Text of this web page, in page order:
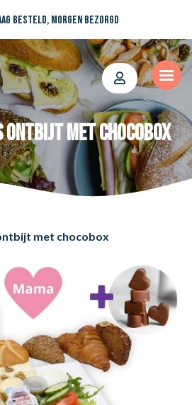
besteld, morgen bezorgd
ontbijt met chocobox
met chocobox